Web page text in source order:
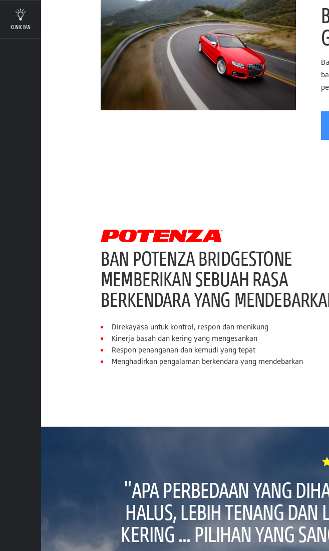
KLINIK BAN
BAN POTENZA BRIDGESTONE
MEMBERIKAN SEBUAH RASA
BERKENDARA YANG
Direkayasa untuk kontrol, respon dan menikung
Kinerja basah dan kering yang mengesankan
Respon penanganan dan kemudi yang tepat
Menghadirkan pengalaman berkendara yang mendebarkan
"APA PERBEDAAN YANG
HALUS, LEBIH TENANG DAN
KERING ... PILIHAN YANG